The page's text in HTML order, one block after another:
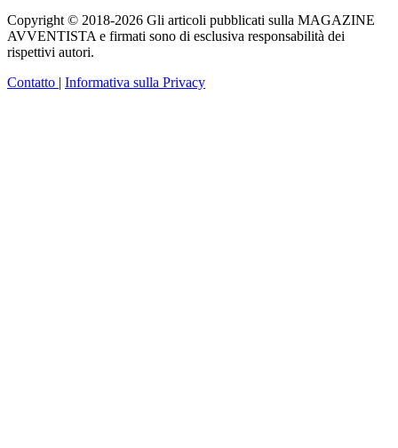
Copyright © 2018-2026 Gli articoli pubblicati sulla MAGAZINE
AVVENTISTA e firmati sono di esclusiva responsabilità dei
rispettivi autori.
Contatto | Informativa sulla Privacy